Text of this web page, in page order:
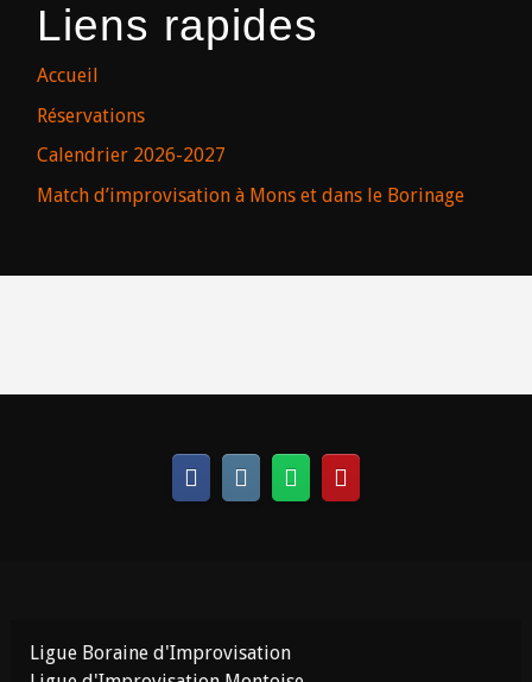
Liens rapides
Accueil
Réservations
Calendrier 2026-2027
Match d’improvisation à Mons et dans le Borinage
Ligue Boraine d'Improvisation